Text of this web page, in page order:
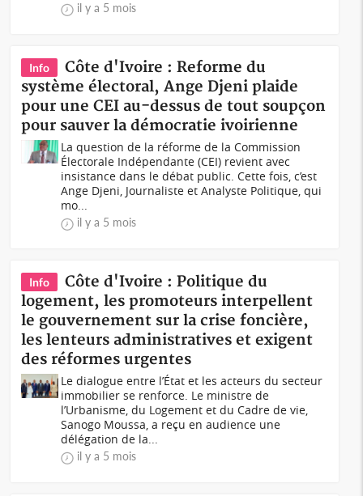
il y a 5 mois
Info
Côte d'Ivoire : Reforme du
système électoral, Ange Djeni plaide
pour une CEI au-dessus de tout soupçon
pour sauver la démocratie ivoirienne
La question de la réforme de la Commission
Électorale Indépendante (CEI) revient avec
insistance dans le débat public. Cette fois, c’est
Ange Djeni, Journaliste et Analyste Politique, qui
mo...
il y a 5 mois
Info
Côte d'Ivoire : Politique du
logement, les promoteurs interpellent
le gouvernement sur la crise foncière,
les lenteurs administratives et exigent
des réformes urgentes
Le dialogue entre l’État et les acteurs du secteur
immobilier se renforce. Le ministre de
l’Urbanisme, du Logement et du Cadre de vie,
Sanogo Moussa, a reçu en audience une
délégation de la...
il y a 5 mois